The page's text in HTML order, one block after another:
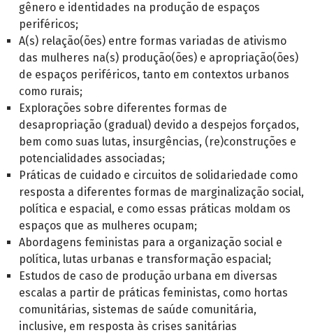
gênero e identidades na produção de espaços
periféricos;
A(s) relação(ões) entre formas variadas de ativismo
das mulheres na(s) produção(ões) e apropriação(ões)
de espaços periféricos, tanto em contextos urbanos
como rurais;
Explorações sobre diferentes formas de
desapropriação (gradual) devido a despejos forçados,
bem como suas lutas, insurgências, (re)construções e
potencialidades associadas;
Práticas de cuidado e circuitos de solidariedade como
resposta a diferentes formas de marginalização social,
política e espacial, e como essas práticas moldam os
espaços que as mulheres ocupam;
Abordagens feministas para a organização social e
política, lutas urbanas e transformação espacial;
Estudos de caso de produção urbana em diversas
escalas a partir de práticas feministas, como hortas
comunitárias, sistemas de saúde comunitária,
inclusive, em resposta às crises sanitárias